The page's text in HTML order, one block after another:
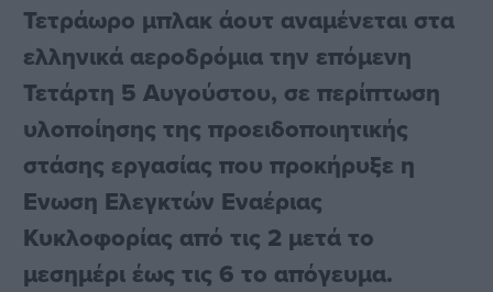
Τετράωρο μπλακ άουτ αναμένεται στα
ελληνικά αεροδρόμια την επόμενη
Τετάρτη 5 Αυγούστου, σε περίπτωση
υλοποίησης της προειδοποιητικής
στάσης εργασίας που προκήρυξε η
Ενωση Ελεγκτών Εναέριας
Κυκλοφορίας από τις 2 μετά το
μεσημέρι έως τις 6 το απόγευμα.